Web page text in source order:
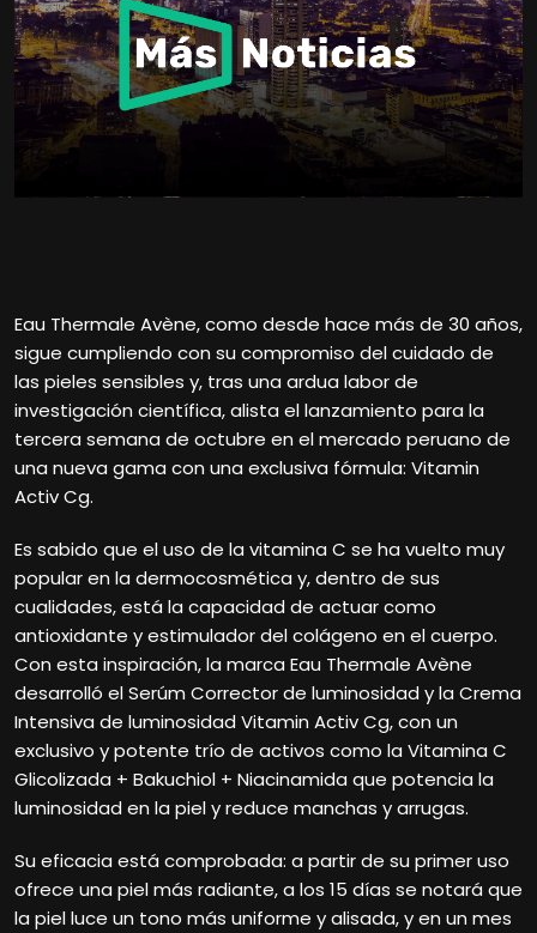
Eau Thermale Avène, como desde hace más de 30 años,
sigue cumpliendo con su compromiso del cuidado de
las pieles sensibles y, tras una ardua labor de
investigación científica, alista el lanzamiento para la
tercera semana de octubre en el mercado peruano de
una nueva gama con una exclusiva fórmula: Vitamin
Activ Cg.
Es sabido que el uso de la vitamina C se ha vuelto muy
popular en la dermocosmética y, dentro de sus
cualidades, está la capacidad de actuar como
antioxidante y estimulador del colágeno en el cuerpo.
Con esta inspiración, la marca Eau Thermale Avène
desarrolló el Serúm Corrector de luminosidad y la Crema
Intensiva de luminosidad Vitamin Activ Cg, con un
exclusivo y potente trío de activos como la Vitamina C
Glicolizada + Bakuchiol + Niacinamida que potencia la
luminosidad en la piel y reduce manchas y arrugas.
Su eficacia está comprobada: a partir de su primer uso
ofrece una piel más radiante, a los 15 días se notará que
la piel luce un tono más uniforme y alisada, y en un mes